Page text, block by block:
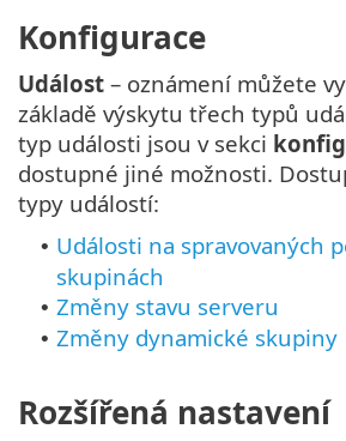
Konfigurace
Událost – oznámení můžete
základě výskytu třech typů
typ události jsou v sekci
dostupné jiné možnosti.
typy událostí:
• Události na spravovaných
skupinách
• Změny stavu serveru
• Změny dynamické skupiny
Rozšířená nastavení